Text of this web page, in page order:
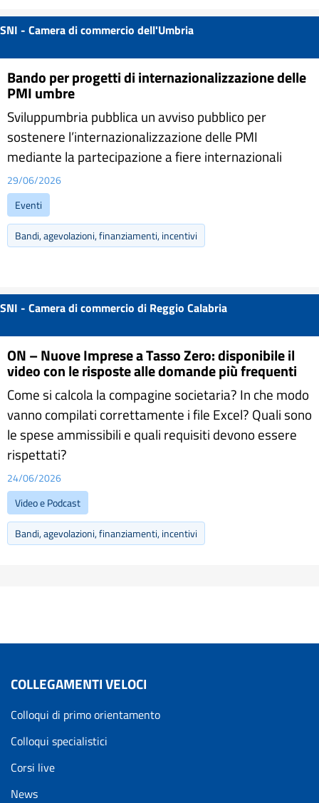
SNI - Camera di commercio dell'Umbria
Bando per progetti di internazionalizzazione delle
PMI umbre
Sviluppumbria pubblica un avviso pubblico per
sostenere l’internazionalizzazione delle PMI
mediante la partecipazione a fiere internazionali
29/06/2026
Eventi
Bandi, agevolazioni, finanziamenti, incentivi
SNI - Camera di commercio di Reggio Calabria
ON – Nuove Imprese a Tasso Zero: disponibile il
video con le risposte alle domande più frequenti
Come si calcola la compagine societaria? In che modo
vanno compilati correttamente i file Excel? Quali sono
le spese ammissibili e quali requisiti devono essere
rispettati?
24/06/2026
Video e Podcast
Bandi, agevolazioni, finanziamenti, incentivi
COLLEGAMENTI VELOCI
Colloqui di primo orientamento
Colloqui specialistici
Corsi live
News